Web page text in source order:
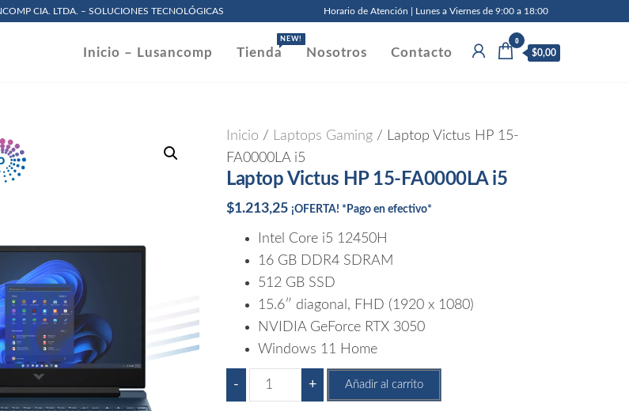
CIA. LTDA. – SOLUCIONES TECNOLÓGICAS Horario de Atención | Lunes a Viernes de 9:00 a 18:00
Inicio – Lusancomp Tienda
NEW!
Nosotros Contacto
0
$0,00
Inicio / Laptops Gaming / Laptop Victus HP 15-
FA0000LA i5
Laptop Victus HP 15-FA0000LA i5
$1.213,25 ¡OFERTA! *Pago en efectivo*
Intel Core i5 12450H
16 GB DDR4 SDRAM
512 GB SSD
15.6″ diagonal, FHD (1920 x 1080)
NVIDIA GeForce RTX 3050
Windows 11 Home
-
Laptop
Victus
+ Añadir al carrito